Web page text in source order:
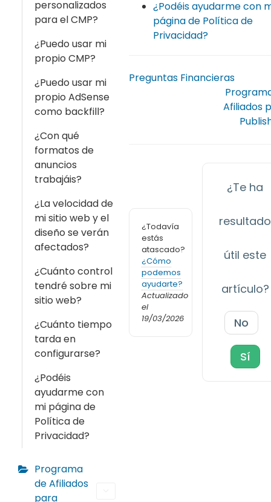
personalizados
para el CMP?
¿Puedo usar mi
propio CMP?
¿Puedo usar mi
propio AdSense
como backfill?
¿Con qué
formatos de
anuncios
trabajáis?
¿La velocidad de
mi sitio web y el
diseño se verán
afectados?
¿Cuánto control
tendré sobre mi
sitio web?
¿Cuánto tiempo
tarda en
configurarse?
¿Podéis
ayudarme con
mi página de
Política de
Privacidad?
Programa
de Afiliados
para
¿Podéis ayudarme con
página de Política de
Privacidad?
Preguntas Financieras
Afiliados
¿Todavía
estás
atascado?
¿Cómo
podemos
ayudarte?
Actualizado
el
19/03/2026
¿Te ha
resultado
útil este
artículo?
No
Sí